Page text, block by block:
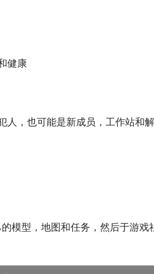
健康
人，也可能是新成员，工作站和
模型，地图和任务，然后于游戏